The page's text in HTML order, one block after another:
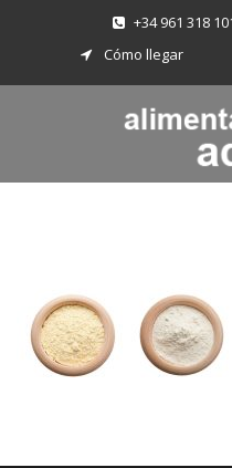
+34 961 318
Cómo llegar